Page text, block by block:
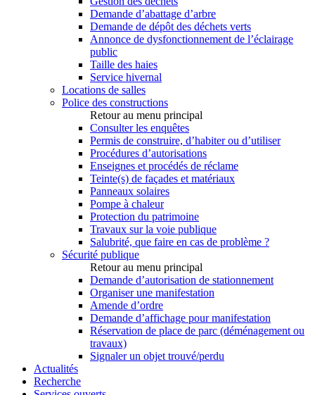
Demande d’abattage d’arbre
Demande de dépôt des déchets verts
Annonce de dysfonctionnement de l’éclairage
public
Taille des haies
Service hivernal
Locations de salles
Police des constructions
Retour au menu principal
Consulter les enquêtes
Permis de construire, d’habiter ou d’utiliser
Procédures d’autorisations
Enseignes et procédés de réclame
Teinte(s) de façades et matériaux
Panneaux solaires
Pompe à chaleur
Protection du patrimoine
Travaux sur la voie publique
Salubrité, que faire en cas de problème ?
Sécurité publique
Retour au menu principal
Demande d’autorisation de stationnement
Organiser une manifestation
Amende d’ordre
Demande d’affichage pour manifestation
Réservation de place de parc (déménagement ou
travaux)
Signaler un objet trouvé/perdu
Actualités
Recherche